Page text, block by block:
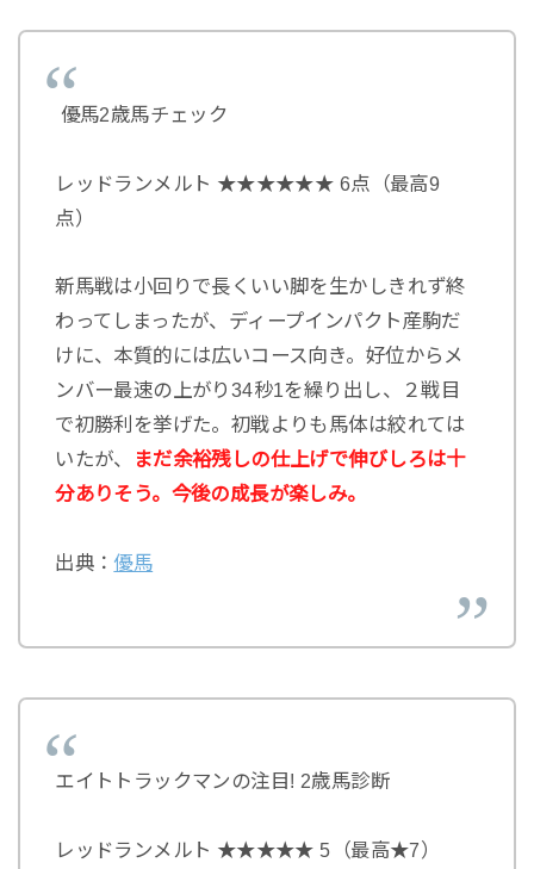
優馬2歳馬チェック
レッドランメルト ★★★★★★ 6点（最高9
点）
新馬戦は小回りで長くいい脚を生かしきれず終
わってしまったが、ディープインパクト産駒だ
けに、本質的には広いコース向き。好位からメ
ンバー最速の上がり34秒1を繰り出し、２戦目
で初勝利を挙げた。初戦よりも馬体は絞れては
いたが、
まだ余裕残しの仕上げで伸びしろは十
分ありそう。今後の成長が楽しみ。
出典： 優馬
エイトトラックマンの注目! 2歳馬診断
レッドランメルト ★★★★★ 5（最高★7）